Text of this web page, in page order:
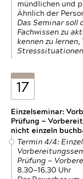
mündlichen und
Ähnlich der
Das Seminar soll
Fachwissen zu
kennen zu
17
Einzelseminar:
Prüfung —
nicht einzeln
Termin 4/4:
Prüfung —
8.30—16.30 Uhr